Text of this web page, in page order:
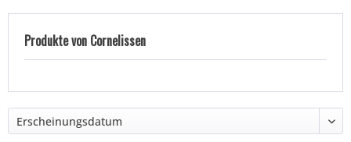
Produkte von Cornelissen